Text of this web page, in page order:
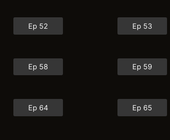
Ep 52 Ep 53
Ep 58 Ep 59
Ep 64 Ep 65